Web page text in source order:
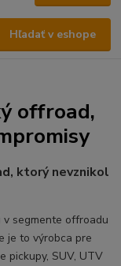
Hľadať v eshope
offroad,
ktorý nevznikol
v segmente offroadu
je to výrobca pre
pickupy, SUV, UTV